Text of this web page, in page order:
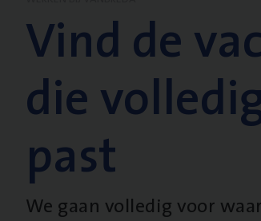
Vind de
die
past
We gaan volledig voor